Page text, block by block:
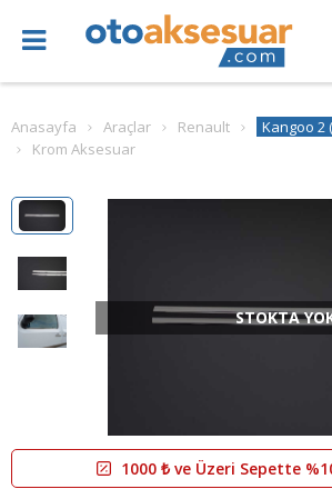
Anasayfa Araçlar Renault
Kangoo 2
Krom Aksesuar
STOKTA
1000 ₺ ve Üzeri Sepette